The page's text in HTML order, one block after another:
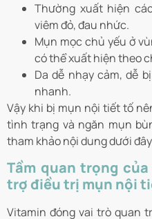
Thường xuất hiện
viêm đỏ, đau nhức.
Mụn mọc chủ yếu ở
có thể xuất hiện theo
Da dễ nhạy cảm, dễ
nhanh.
Vậy khi bị mụn nội tiết tố
tình trạng và ngăn mụn
tham khảo nội dung dưới
Tầm quan trọng
trợ điều trị mụn nội
Vitamin đóng vai trò quan